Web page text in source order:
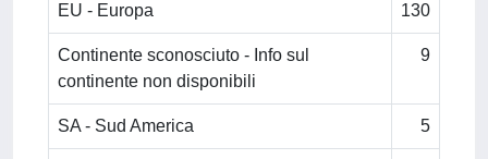
EU - Europa 130
Continente sconosciuto - Info sul
continente non disponibili
9
SA - Sud America 5